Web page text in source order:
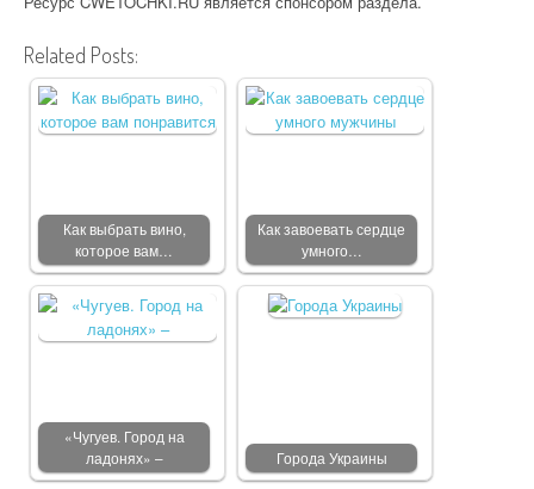
Related Posts:
Как выбрать вино,
которое вам…
Как завоевать сердце
умного…
«Чугуев. Город на
ладонях» –
Города Украины